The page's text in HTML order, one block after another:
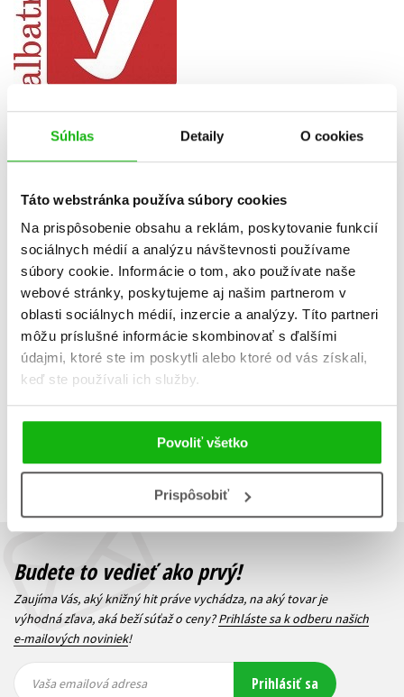
Súhlas Detaily O cookies
Táto webstránka používa súbory cookies
Na prispôsobenie obsahu a reklám, poskytovanie funkcií
sociálnych médií a analýzu návštevnosti používame
súbory cookie. Informácie o tom, ako používate naše
webové stránky, poskytujeme aj našim partnerom v
oblasti sociálnych médií, inzercie a analýzy. Títo partneri
môžu príslušné informácie skombinovať s ďalšími
údajmi, ktoré ste im poskytli alebo ktoré od vás získali,
keď ste používali ich služby.
Povoliť všetko
Prispôsobiť
Knižný klub Fragment
Poslaním klubu je priviesť deti späť k čítaniu.Knižný klub Fragment
ponúka prostredníctvom katalógov deťom, učiteľom i školám tituly z
produkcie vydavateľstva Fragment. V súčasnej dobe s nami úspešne
spolupracuje viac ako 1 200 základných a materských škôl po celom
území SR.
Ak vaša škola nie je v zapojená v knižnom klube alebo máte záujem
Kontakt na knižné kluby nájdetetu.
Budete to vedieť ako prvý!
Zaujíma Vás, aký knižný hit práve vychádza, na aký tovar je
výhodná zľava, aká beží súťaž o ceny?Prihláste sa k odberu našich
e-mailových noviniek!
emailová
emailová
Vaša emailová adresa Prihlásiť sa